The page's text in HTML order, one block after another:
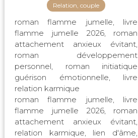
Relation, couple
roman flamme jumelle, livre
flamme jumelle 2026, roman
attachement anxieux évitant,
roman développement
personnel, roman initiatique
guérison émotionnelle, livre
relation karmique
roman flamme jumelle, livre
flamme jumelle 2026, roman
attachement anxieux évitant,
relation karmique, lien d'âme,